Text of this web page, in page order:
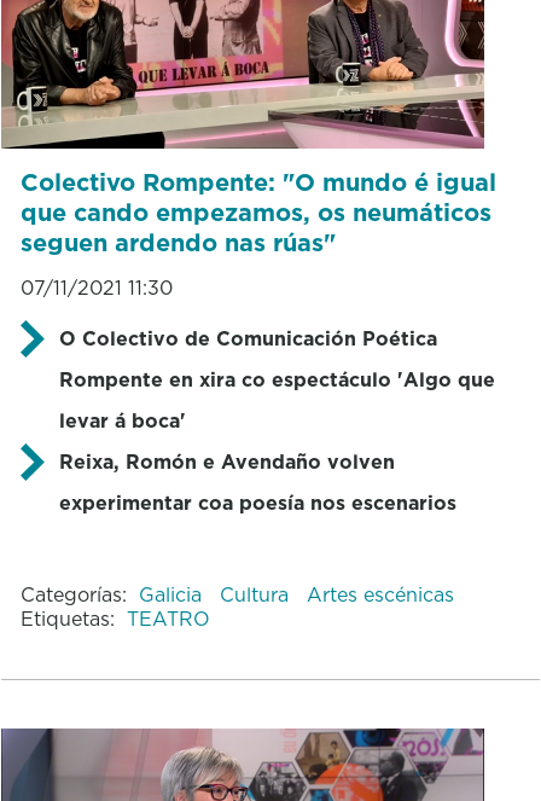
Colectivo Rompente: "O mundo é igual
que cando empezamos, os neumáticos
seguen ardendo nas rúas"
07/11/2021 11:30
O Colectivo de Comunicación Poética
Rompente en xira co espectáculo 'Algo que
levar á boca'
Reixa, Romón e Avendaño volven
experimentar coa poesía nos escenarios
Categorías: Galicia Cultura
Artes escénicas
Etiquetas: TEATRO